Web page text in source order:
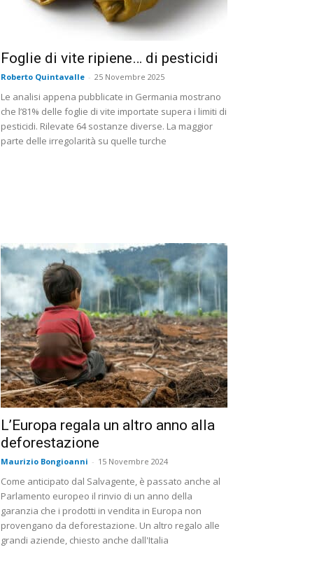
Foglie di vite ripiene… di pesticidi
Roberto Quintavalle - 25 Novembre 2025
Le analisi appena pubblicate in Germania mostrano
che l’81% delle foglie di vite importate supera i limiti di
pesticidi. Rilevate 64 sostanze diverse. La maggior
parte delle irregolarità su quelle turche
L’Europa regala un altro anno alla
deforestazione
Maurizio Bongioanni - 15 Novembre 2024
Come anticipato dal Salvagente, è passato anche al
Parlamento europeo il rinvio di un anno della
garanzia che i prodotti in vendita in Europa non
provengano da deforestazione. Un altro regalo alle
grandi aziende, chiesto anche dall'Italia